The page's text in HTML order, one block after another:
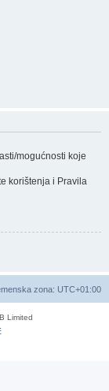
mogućnosti koje
korištenja i Pravila
zona: UTC+01:00
Limited